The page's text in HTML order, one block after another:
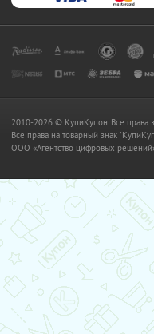
2010-2026 © КупиКупон. Все права
Все права на товарный знак
OOO «Агентство цифровых